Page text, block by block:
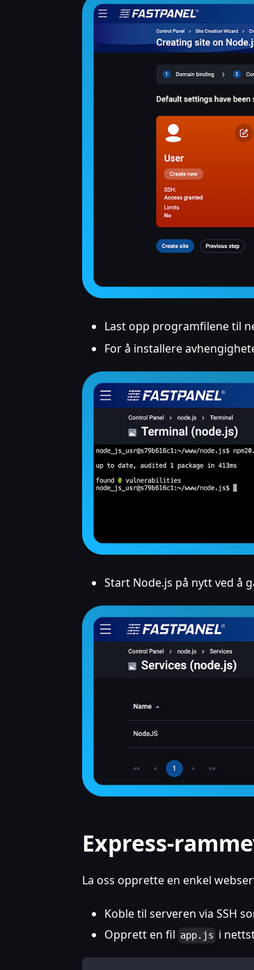
Last opp programfilene til
For å installere
Start Node.js på nytt ved å
Express-
La oss opprette en enkel
Koble til serveren via SSH
Opprett en fil app.js i